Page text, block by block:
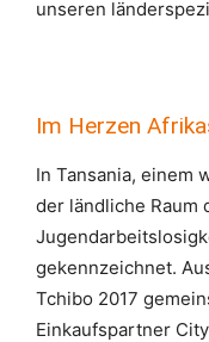
unseren
Im Herzen
In Tansania, einem
der ländliche Raum
gekennzeichnet.
Tchibo 2017
Einkaufspartner